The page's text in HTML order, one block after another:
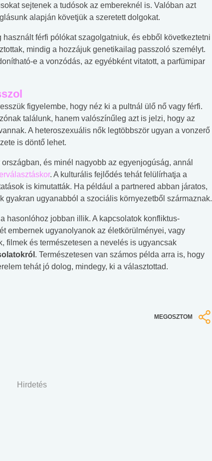
sejtenek a tudósok az embereknél is. Valóban azt
alapján követjük a szeretett dolgokat.
férfi pólókat szagolgatniuk, és ebből következtetni
mindig a hozzájuk genetikailag passzoló személyt.
e a vonzódás, az egyébként vitatott, a parfümipar
figyelembe, hogy néz ki a pultnál ülő nő vagy férfi.
találunk, hanem valószínűleg azt is jelzi, hogy az
A heteroszexuális nők legtöbbször ugyan a vonzerő
is döntő lehet.
és minél nagyobb az egyenjogúság, annál
. A kulturális fejlődés tehát felülírhatja a
is kimutatták. Ha például a partnered abban járatos,
gyakran ugyanabból a szociális környezetből származnak.
hasonlóhoz jobban illik. A kapcsolatok konfliktus-
embernek ugyanolyanok az életkörülményei, vagy
filmek és természetesen a nevelés is ugyancsak
. Természetesen van számos példa arra is, hogy
tehát jó dolog, mindegy, ki a választottad.
MEGOSZTOM
Hirdetés